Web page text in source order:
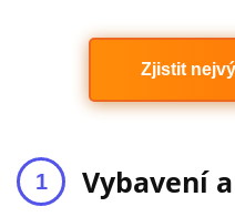
Zjistit
Vybavení